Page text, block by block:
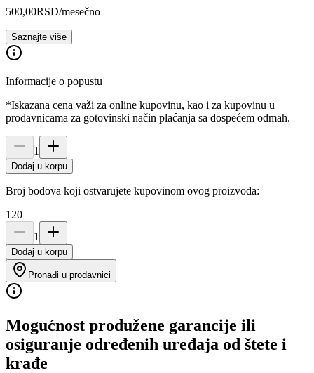
500,00RSD/mesečno
Saznajte više
Informacije o popustu
*Iskazana cena važi za online kupovinu, kao i za kupovinu u
prodavnicama za gotovinski način plaćanja sa dospećem odmah.
1
Dodaj u korpu
Broj bodova koji ostvarujete kupovinom ovog proizvoda:
120
1
Dodaj u korpu
Pronađi u prodavnici
Mogućnost produžene garancije ili
osiguranje određenih uređaja od štete i
krađe